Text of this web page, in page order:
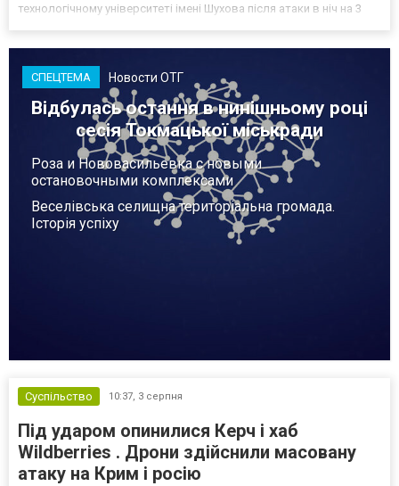
технологічному університеті імені Шухова після атаки в ніч на 3
СПЕЦТЕМА Новости ОТГ
Відбулась остання в нинішньому році
сесія Токмацької міськради
Роза и Нововасильевка с новыми
остановочными комплексами
Веселівська селищна територіальна громада.
Історія успіху
Суспільство 10:37, 3 серпня
Під ударом опинилися Керч і хаб
Wildberries . Дрони здійснили масовану
атаку на Крим і росію